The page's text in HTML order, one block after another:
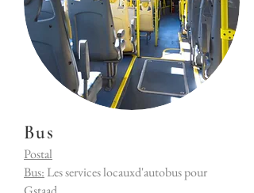
Bus
Postal
Bus: Les services locauxd'autobus pour